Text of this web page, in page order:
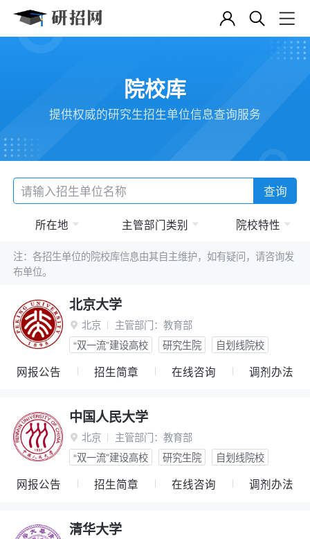
院校库
提供权威的研究生招生单位信息查询服务
查询
所在地 主管部门类别 院校特性
注：各招生单位的院校库信息由其自主维护，如有疑问，请咨询发
布单位。
北京大学
 北京 主管部门： 教育部
“双一流”建设高校
研究生院 自划线院校
网报公告 招生简章 在线咨询 调剂办法
中国人民大学
 北京 主管部门： 教育部
“双一流”建设高校
研究生院 自划线院校
网报公告 招生简章 在线咨询 调剂办法
清华大学